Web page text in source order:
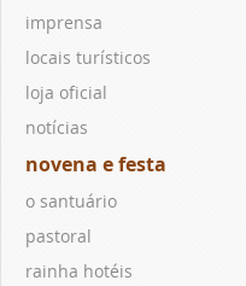
imprensa
locais turísticos
loja oficial
notícias
novena e festa
o santuário
pastoral
rainha hotéis